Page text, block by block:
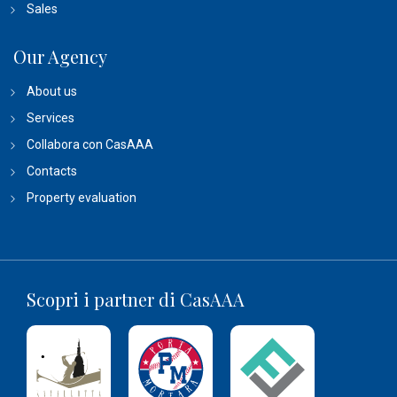
Sales
Our Agency
About us
Services
Collabora con CasAAA
Contacts
Property evaluation
Scopri i partner di CasAAA